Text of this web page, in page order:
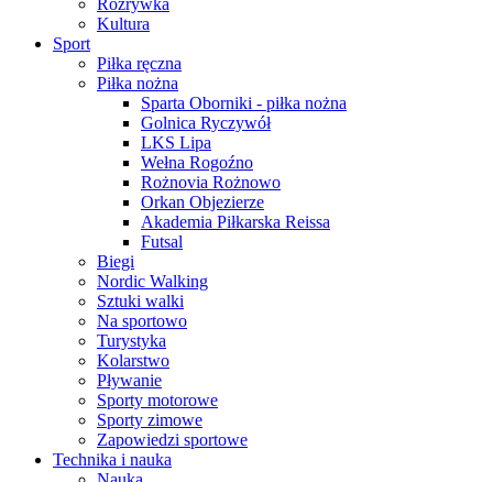
Rozrywka
Kultura
Sport
Piłka ręczna
Piłka nożna
Sparta Oborniki - piłka nożna
Golnica Ryczywół
LKS Lipa
Wełna Rogoźno
Rożnovia Rożnowo
Orkan Objezierze
Akademia Piłkarska Reissa
Futsal
Biegi
Nordic Walking
Sztuki walki
Na sportowo
Turystyka
Kolarstwo
Pływanie
Sporty motorowe
Sporty zimowe
Zapowiedzi sportowe
Technika i nauka